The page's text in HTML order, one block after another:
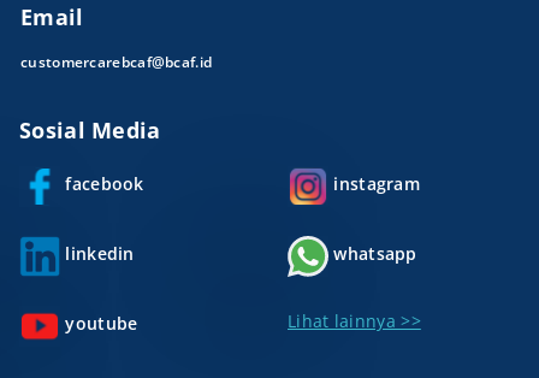
Email
customercarebcaf@bcaf.id
Sosial Media
facebook instagram
linkedin whatsapp
youtube Lihat lainnya >>